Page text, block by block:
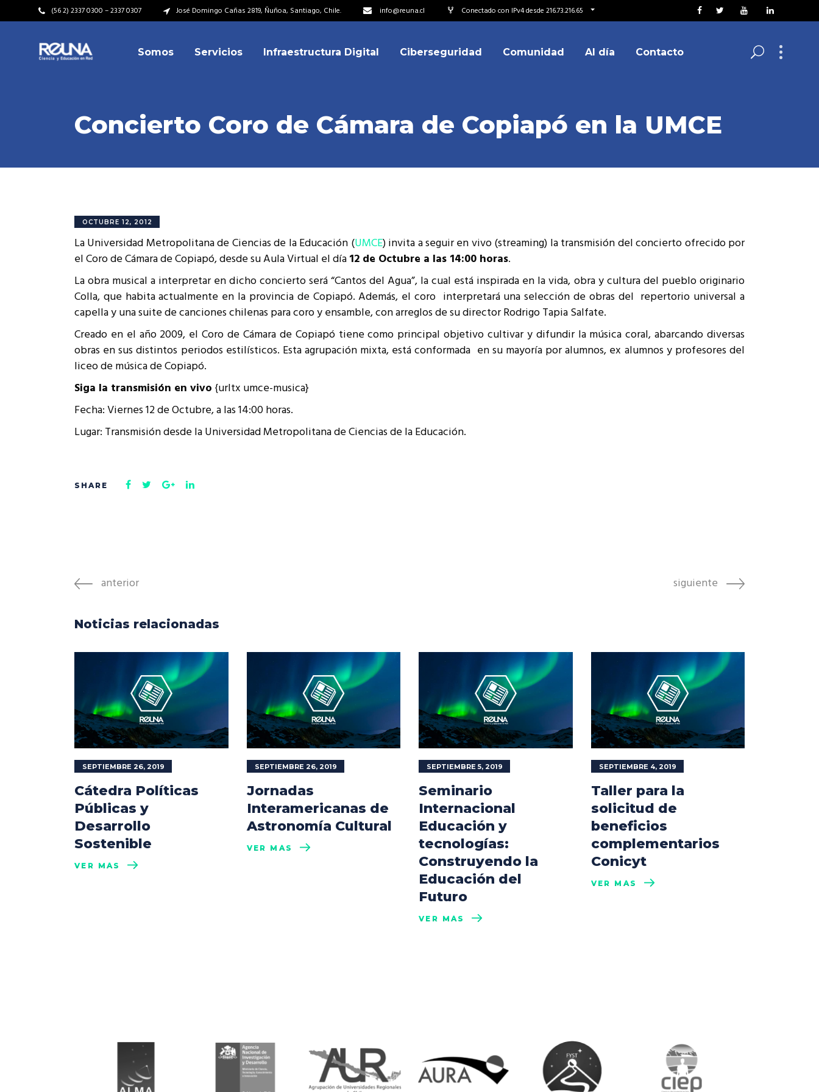
(56 2) 2337 0300 – 2337 0307 José Domingo Cañas 2819, Ñuñoa, Santiago, Chile. info@reuna.cl Conectado con IPv4 desde 216.73.216.65
Somos
Plan Estratégico
Valores
Historia
Cumplimiento Legal
Acuerdos de Colaboración
Representantes
Institucionales
Representantes Técnicos
Cómo integrarse a REUNA
Servicios Infraestructura Digital Ciberseguridad Comunidad Al día Contacto
Video Institucional
Misión – Visión
Valores
Cumplimiento Legal
Miembros
Directorio
Equipo
Concierto Coro de Cámara de Copiapó en la UMCE
OCTUBRE 12, 2012
La Universidad Metropolitana de Ciencias de la Educación (UMCE) invita a seguir en vivo (streaming) la transmisión del concierto ofrecido por
el Coro de Cámara de Copiapó, desde su Aula Virtual el día12 de Octubre a las 14:00 horas.
La obra musical a interpretar en dicho concierto será “Cantos del Agua”, la cual está inspirada en la vida, obra y cultura del pueblo originario
Colla, que habita actualmente en la provincia de Copiapó. Además, el coro interpretará una selección de obras del repertorio universal a
capella y una suite de canciones chilenas para coro y ensamble, con arreglos de su director Rodrigo Tapia Salfate.
Creado en el año 2009, el Coro de Cámara de Copiapó tiene como principal objetivo cultivar y difundir la música coral, abarcando diversas
obras en sus distintos periodos estilísticos. Esta agrupación mixta, está conformada en su mayoría por alumnos, ex alumnos y profesores del
liceo de música de Copiapó.
Siga la transmisión en vivo {urltx umce-musica}
Fecha: Viernes 12 de Octubre, a las 14:00 horas.
Lugar: Transmisión desde la Universidad Metropolitana de Ciencias de la Educación.
anterior siguiente
Noticias relacionadas
SEPTIEMBRE 26, 2019
Cátedra Políticas
Públicas y
Desarrollo
Sostenible
VER MÁS
SEPTIEMBRE 26, 2019
Jornadas
Interamericanas de
Astronomía Cultural
VER MÁS
SEPTIEMBRE 5, 2019
Seminario
Internacional
Educación y
tecnologías:
Construyendo la
Educación del
Futuro
VER MÁS
SEPTIEMBRE 4, 2019
Taller para la
solicitud de
beneficios
complementarios
Conicyt
VER MÁS